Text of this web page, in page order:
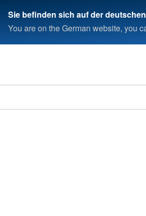
Sie befinden sich auf der
You are on the German website, you